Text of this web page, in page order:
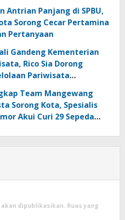
Antrian Panjang di SPBU,
Sorong Cecar Pertamina
Pertanyaan
Gandeng Kementerian
Rico Sia Dorong
Pariwisata
Team Mangewang
Sorong Kota, Spesialis
Akui Curi 29 Sepeda
dipublikasikan. Ruas yang